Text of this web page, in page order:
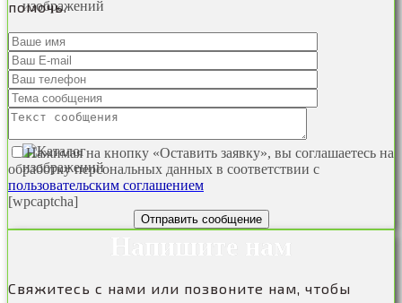
помочь.
Нажимая на кнопку «Оставить заявку», вы соглашаетесь на
обработку персональных данных в соответствии с
пользовательским соглашением
[wpcaptcha]
Свяжитесь с нами или позвоните нам, чтобы